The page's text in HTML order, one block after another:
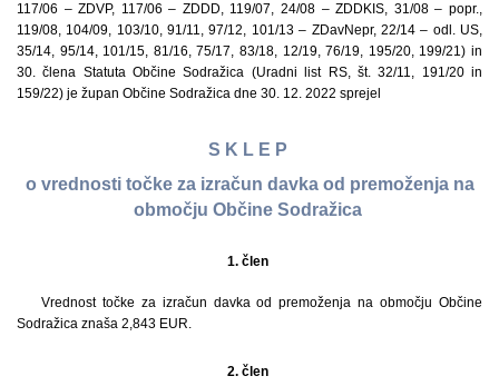
117/06 – ZDVP, 117/06 – ZDDD, 119/07, 24/08 – ZDDKIS, 31/08 – popr.,
119/08, 104/09, 103/10, 91/11, 97/12, 101/13 – ZDavNepr, 22/14 – odl. US,
35/14, 95/14, 101/15, 81/16, 75/17, 83/18, 12/19, 76/19, 195/20, 199/21) in
30. člena Statuta Občine Sodražica (Uradni list RS, št. 32/11, 191/20 in
159/22) je župan Občine Sodražica dne 30. 12. 2022 sprejel
S K L E P
o vrednosti točke za izračun davka od premoženja na
območju Občine Sodražica
1. člen
Vrednost točke za izračun davka od premoženja na območju Občine
Sodražica znaša 2,843 EUR.
2. člen